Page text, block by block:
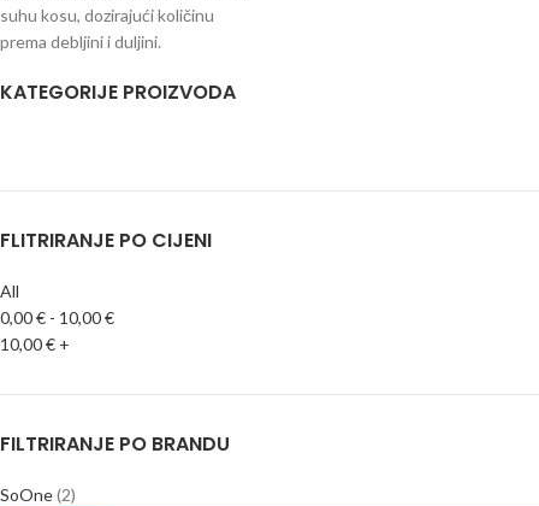
KATEGORIJE PROIZVODA
FLITRIRANJE PO CIJENI
All
0,00€ - 10,00€
10,00€ +
FILTRIRANJE PO BRANDU
SoOne(2)
suhu kosu, dozirajući količinu
prema debljini i duljini.